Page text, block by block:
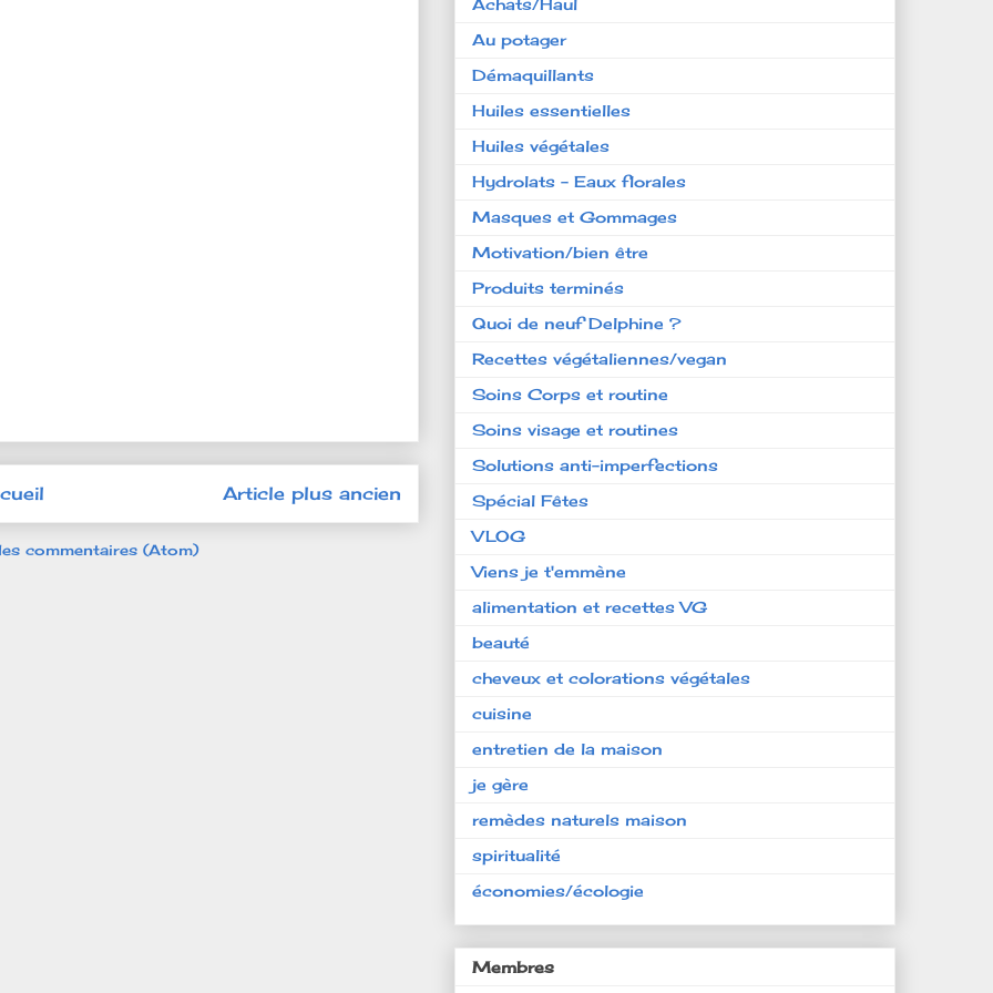
Article plus ancien
commentaires (Atom)
Au potager
Démaquillants
Huiles essentielles
Huiles végétales
Hydrolats - Eaux florales
Masques et Gommages
Motivation/bien être
Produits terminés
Quoi de neuf Delphine ?
Recettes végétaliennes/vegan
Soins Corps et routine
Soins visage et routines
Solutions anti-imperfections
Spécial Fêtes
VLOG
Viens je t'emmène
alimentation et recettes VG
beauté
cheveux et colorations végétales
cuisine
entretien de la maison
je gère
remèdes naturels maison
spiritualité
économies/écologie
Membres